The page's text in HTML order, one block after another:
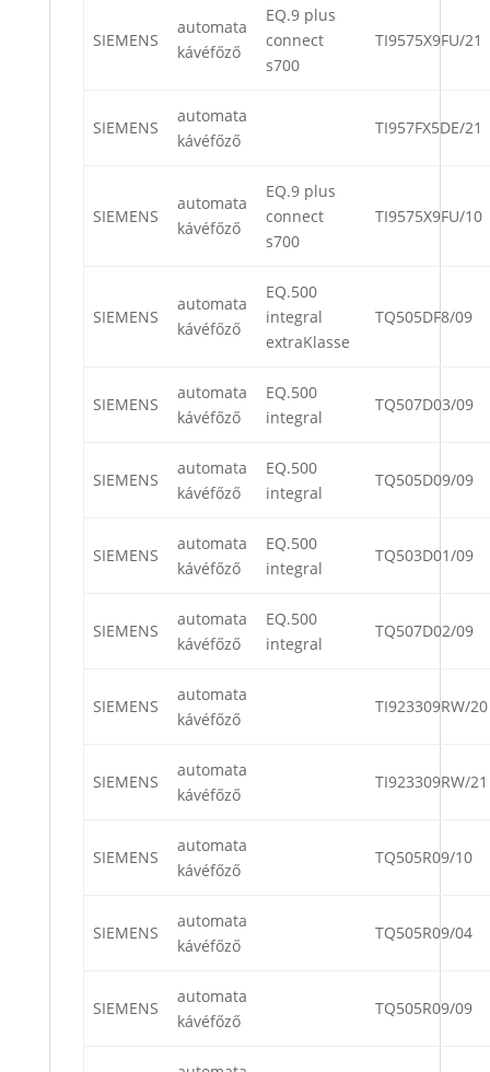
SIEMENS
automata
kávéfőző
EQ.9 plus
connect
s700
TI9575X9FU/21
SIEMENS
automata
kávéfőző
TI957FX5DE/21
SIEMENS
automata
kávéfőző
EQ.9 plus
connect
s700
TI9575X9FU/10
SIEMENS
automata
kávéfőző
EQ.500
integral
extraKlasse
TQ505DF8/09
SIEMENS
automata
kávéfőző
EQ.500
integral
TQ507D03/09
SIEMENS
automata
kávéfőző
EQ.500
integral
TQ505D09/09
SIEMENS
automata
kávéfőző
EQ.500
integral
TQ503D01/09
SIEMENS
automata
kávéfőző
EQ.500
integral
TQ507D02/09
SIEMENS
automata
kávéfőző
TI923309RW/20
SIEMENS
automata
kávéfőző
TI923309RW/21
SIEMENS
automata
kávéfőző
TQ505R09/10
SIEMENS
automata
kávéfőző
TQ505R09/04
SIEMENS
automata
kávéfőző
TQ505R09/09